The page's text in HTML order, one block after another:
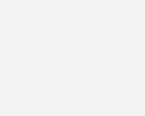
Verlag
der seit zehn Jahren
an der Spitze des